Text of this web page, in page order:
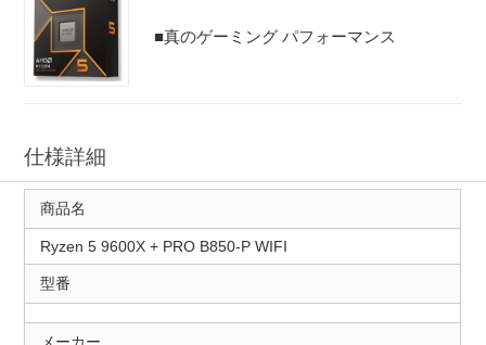
■真のゲーミング パフォーマンス
仕様詳細
商品名
Ryzen 5 9600X + PRO B850-P WIFI
型番